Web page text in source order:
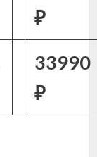
₽
33990
₽